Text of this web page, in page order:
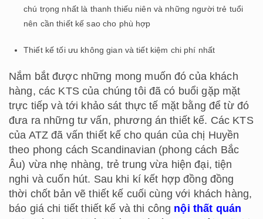
chú trọng nhất là thanh thiếu niên và những người trẻ tuổi
nên cần thiết kế sao cho phù hợp
Thiết kế tối ưu không gian và tiết kiệm chi phí nhất
Nắm bắt được những mong muốn đó của khách
hàng, các KTS của chúng tôi đã có buổi gặp mặt
trực tiếp và tới khảo sát thực tế mặt bằng để từ đó
đưa ra những tư vấn, phương án thiết kế. Các KTS
của ATZ đã vấn thiết kế cho quán của chị Huyền
theo phong cách Scandinavian (phong cách Bắc
Âu) vừa nhẹ nhàng, trẻ trung vừa hiện đại, tiện
nghi và cuốn hút. Sau khi kí kết hợp đồng đồng
thời chốt bản vẽ thiết kế cuối cùng với khách hàng,
báo giá chi tiết thiết kế và thi công nội thất quán